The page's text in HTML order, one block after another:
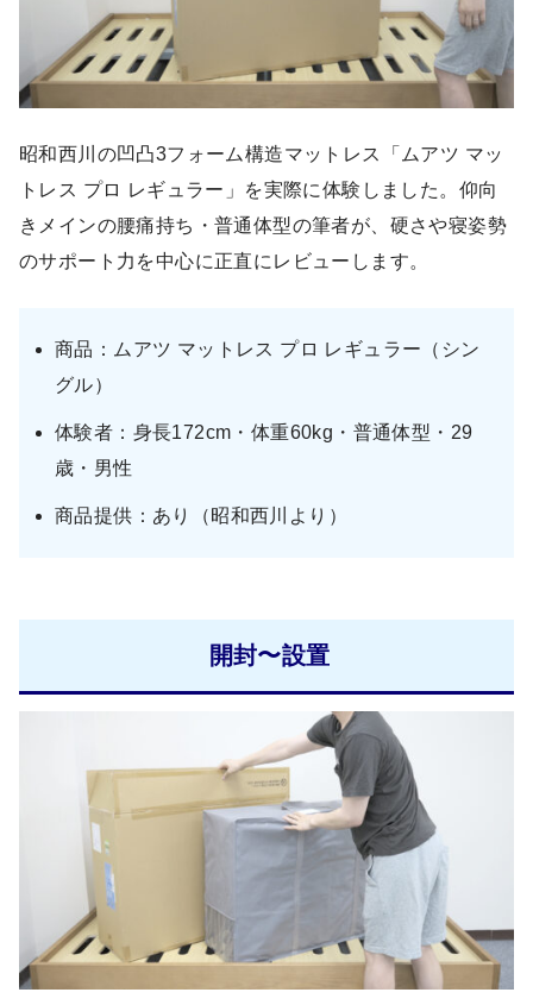
昭和西川の凹凸3フォーム構造マットレス「ムアツ マッ
トレス プロ レギュラー」を実際に体験しました。仰向
きメインの腰痛持ち・普通体型の筆者が、硬さや寝姿勢
のサポート力を中心に正直にレビューします。
商品：ムアツ マットレス プロ レギュラー（シン
グル）
体験者：身長172cm・体重60kg・普通体型・29
歳・男性
商品提供：あり（昭和西川より）
開封〜設置